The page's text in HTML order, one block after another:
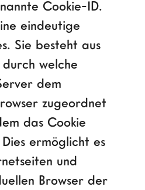
Cookie-ID.
eindeutige
Sie besteht aus
welche
dem
zugeordnet
das Cookie
ermöglicht es
und
Browser der